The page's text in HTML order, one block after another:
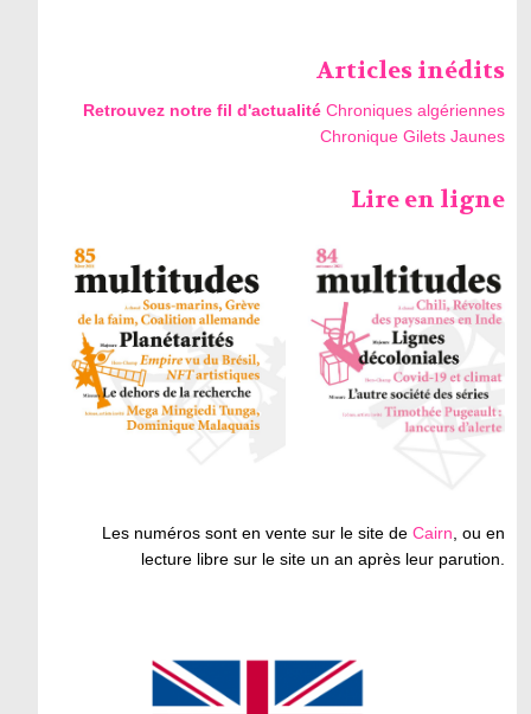
Articles inédits
Retrouvez notre fil d'actualité Chroniques algériennes
Chronique Gilets Jaunes
Lire en ligne
Les numéros sont en vente sur le site deCairn, ou en
lecture libre sur le site un an après leur parution.